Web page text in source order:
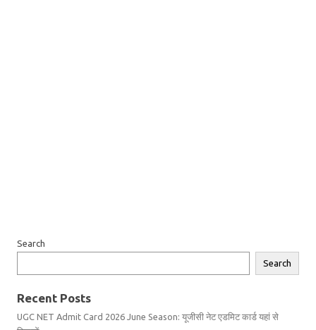
Search
Search
Recent Posts
UGC NET Admit Card 2026 June Season: यूजीसी नेट एडमिट कार्ड यहां से